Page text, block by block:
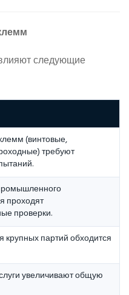
следующие
(винтовые,
требуют
проходят
проверки.
партий обходится
увеличивают общую